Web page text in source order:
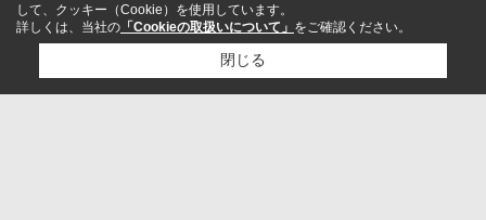
して、クッキー（Cookie）を使用しています。
詳しくは、当社の 「Cookieの取扱いについて」 をご確認ください。
閉じる